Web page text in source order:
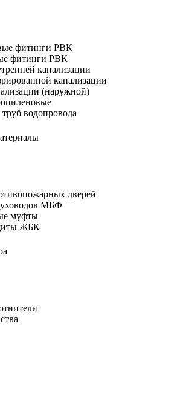
фитинги РВК
фитинги РВК
канализации
канализации
(наружной)
водопровода
дверей
МБФ
муфты
ЖБК